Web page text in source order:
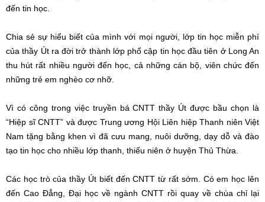
đến tin học.
Chia sẻ sự hiểu biết của mình với mọi người, lớp tin học miễn phí
của thầy Út ra đời trở thành lớp phổ cập tin học đầu tiên ở Long An
thu hút rất nhiều người đến học, cả những cán bộ, viên chức đến
những trẻ em nghèo cơ nhỡ.
Vì có công trong việc truyền bá CNTT thầy Út được bầu chọn là
“Hiệp sĩ CNTT” và được Trung ương Hội Liên hiệp Thanh niên Việt
Nam tặng bằng khen vì đã cưu mang, nuôi dưỡng, dạy dỗ và đào
tạo tin học cho nhiều lớp thanh, thiếu niên ở huyện Thủ Thừa.
Các học trò của thầy Út biết đến CNTT từ rất sớm. Có em học lên
đến Cao Đẳng, Đại học về ngành CNTT rồi quay về chùa chỉ lại